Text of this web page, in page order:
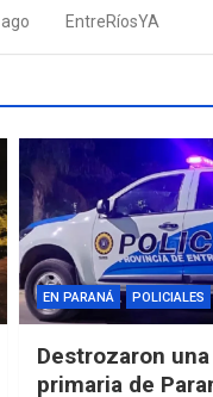
EntreRíosYA
EN PARANÁ POLICIALES
Destrozaron
primaria de